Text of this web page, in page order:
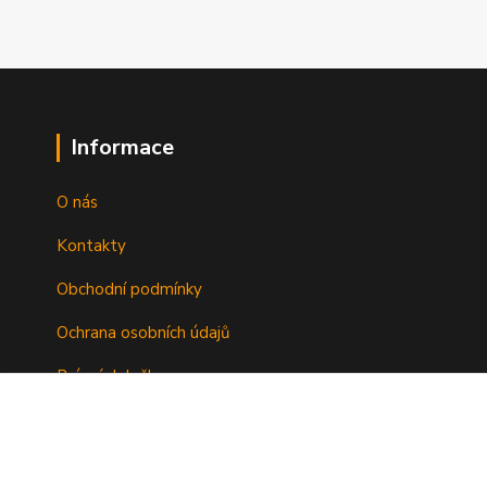
Informace
O nás
Kontakty
Obchodní podmínky
Ochrana osobních údajů
Právní doložka